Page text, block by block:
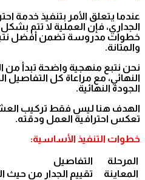
عندما يتعلق الأمر بتنفيذ خدمة
الجداري، فإن العملية لا تتم
خطوات مدروسة تضمن أفضل
والمتانة.
نحن نتبع منهجية واضحة تبدأ من
النهائي، مع مراعاة كل التفاصيل
الجودة النهائية.
الهدف هنا ليس فقط تركيب
تعكس احترافية العمل ودقته.
خطوات التنفيذ الأساسية:
المرحلة
التفاصيل
المعاينة
تقييم الجدار من حيث